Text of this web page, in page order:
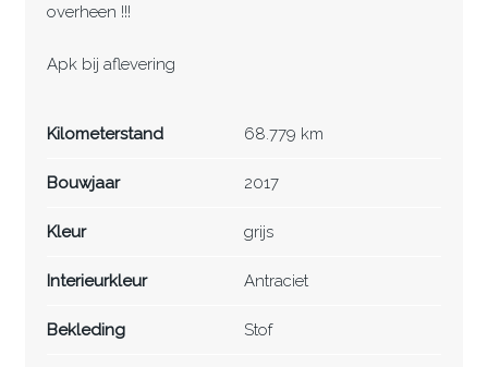
overheen !!!
Apk bij aflevering
Kilometerstand 68.779 km
Bouwjaar 2017
Kleur grijs
Interieurkleur Antraciet
Bekleding Stof